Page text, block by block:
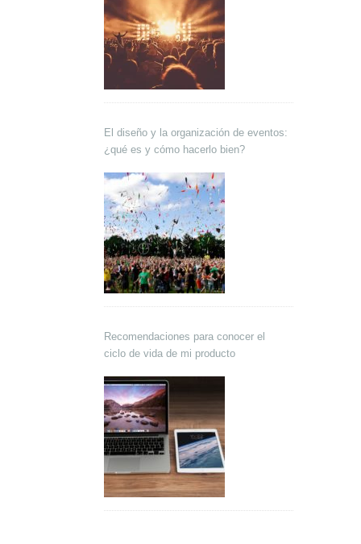
El diseño y la organización de eventos:
¿qué es y cómo hacerlo bien?
Recomendaciones para conocer el
ciclo de vida de mi producto